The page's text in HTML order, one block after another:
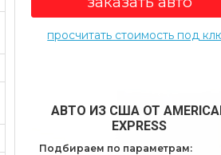
просчитать стоимость под
АВТО ИЗ США ОТ
EXPRESS
Подбираем по параметрам: